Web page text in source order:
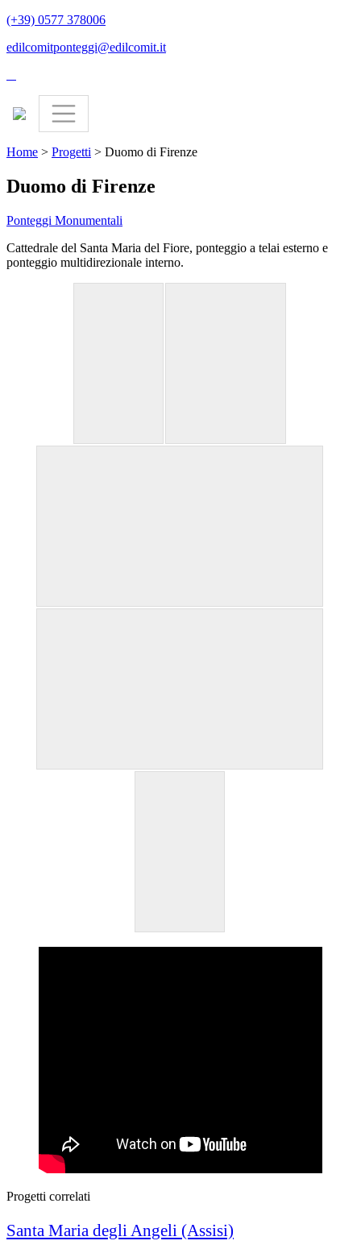
(+39) 0577 378006
edilcomitponteggi@edilcomit.it
Home > Progetti > Duomo di Firenze
Duomo di Firenze
Ponteggi Monumentali
Cattedrale del Santa Maria del Fiore, ponteggio a telai esterno e
ponteggio multidirezionale interno.
Progetti correlati
Santa Maria degli Angeli (Assisi)